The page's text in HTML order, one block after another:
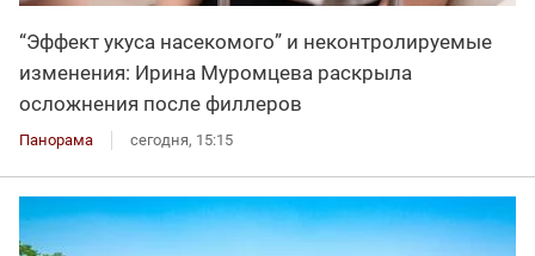
“Эффект укуса насекомого” и неконтролируемые
изменения: Ирина Муромцева раскрыла
осложнения после филлеров
Панорама сегодня, 15:15